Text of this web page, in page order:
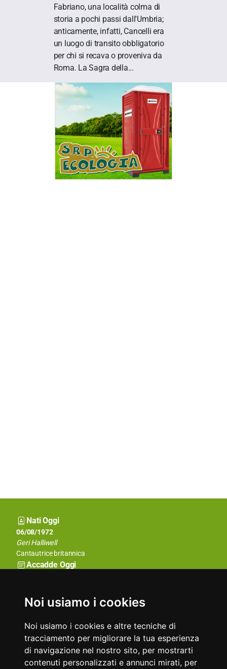
Noi usiamo i cookies
Noi usiamo i cookies e altre tecniche di
tracciamento per migliorare la tua esperienza
di navigazione nel nostro sito, per mostrarti
contenuti personalizzati e annunci mirati, per
Fabriano, una località colma di
storia a pochi passi dall'Umbria;
anticamente, infatti, Cancelli era
un luogo di transito obbligatorio
per chi si recava o proveniva da
Roma. La Sagra della...
Nati Oggi
06/08/1928
Andy Warhol
Attore e produttore cinematografico
06/08/1972
Geri Halliwell
Cantautrice britannica
Accadde Oggi
Aforismi
L'uomo che arrossisce non è del tutto un bruto.
A volte ciò che si tace arreca maggior piacere di ciò che si dice.